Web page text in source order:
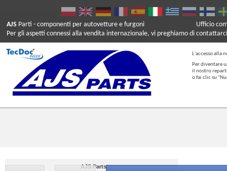
AJS Parti - componenti per autovetture e furgoni
Per gli aspetti connessi alla vendita internazionale, vi preghiamo di
Ufficio
L'accesso alla
Per diventare
il nostro
o fai clic su
AJS Parts